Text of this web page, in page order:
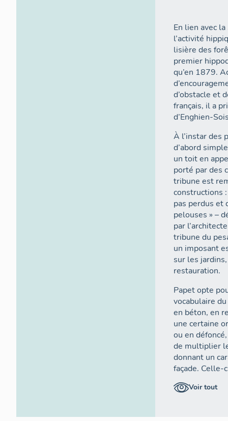
En lien avec
l’activité
lisière des
premier
qu’en 1879.
d’obstacle et
français, il a
d’Enghien-
À l’instar des
d’abord
un toit en
porté par des
tribune est
constructions
pas perdus et
pelouses » –
par
tribune du
un imposant
sur les
restauration.
Papet opte
vocabulaire
en béton, en
une certaine
ou en
de multiplier
donnant un
façade. Celle-
asymétrie,
ordonnançant
Voir tout